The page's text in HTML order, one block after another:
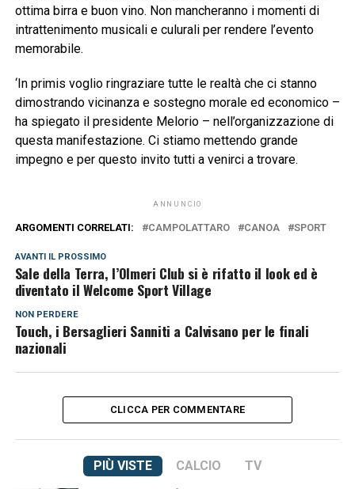
ottima birra e buon vino. Non mancheranno i momenti di
intrattenimento musicali e culurali per rendere l’evento
memorabile.
‘In primis voglio ringraziare tutte le realtà che ci stanno
dimostrando vicinanza e sostegno morale ed economico –
ha spiegato il presidente Melorio – nell’organizzazione di
questa manifestazione. Ci stiamo mettendo grande
impegno e per questo invito tutti a venirci a trovare.
ANNUNCIO
ARGOMENTI CORRELATI: CAMPOLATTARO CANOA SPORT
AVANTI IL ​​PROSSIMO
Sale della Terra, l’Olmeri Club si è rifatto il look ed è
diventato il Welcome Sport Village
NON PERDERE
Touch, i Bersaglieri Sanniti a Calvisano per le finali
nazionali
CLICCA PER COMMENTARE
PIÙ VISTE CALCIO TV